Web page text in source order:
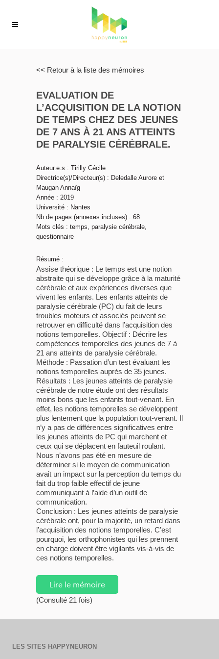
<< Retour à la liste des mémoires
EVALUATION DE
L’ACQUISITION DE LA NOTION
DE TEMPS CHEZ DES JEUNES
DE 7 ANS À 21 ANS ATTEINTS
DE PARALYSIE CÉRÉBRALE.
Auteur.e.s : Tirilly Cécile
Directrice(s)/Directeur(s) : Deledalle Aurore et
Maugan Annaïg
Année : 2019
Université : Nantes
Nb de pages (annexes incluses) : 68
Mots clés : temps, paralysie cérébrale,
questionnaire
Résumé :
Assise théorique : Le temps est une notion
abstraite qui se développe grâce à la maturité
cérébrale et aux expériences diverses que
vivent les enfants. Les enfants atteints de
paralysie cérébrale (PC) du fait de leurs
troubles moteurs et associés peuvent se
retrouver en difficulté dans l’acquisition des
notions temporelles. Objectif : Décrire les
compétences temporelles des jeunes de 7 à
21 ans atteints de paralysie cérébrale.
Méthode : Passation d’un test évaluant les
notions temporelles auprès de 35 jeunes.
Résultats : Les jeunes atteints de paralysie
cérébrale de notre étude ont des résultats
moins bons que les enfants tout-venant. En
effet, les notions temporelles se développent
plus lentement que la population tout-venant. Il
n’y a pas de différences significatives entre
les jeunes atteints de PC qui marchent et
ceux qui se déplacent en fauteuil roulant.
Nous n’avons pas été en mesure de
déterminer si le moyen de communication
avait un impact sur la perception du temps du
fait du trop faible effectif de jeune
communiquant à l’aide d’un outil de
communication.
Conclusion : Les jeunes atteints de paralysie
cérébrale ont, pour la majorité, un retard dans
l’acquisition des notions temporelles. C’est
pourquoi, les orthophonistes qui les prennent
en charge doivent être vigilants vis-à-vis de
ces notions temporelles.
Lire le mémoire
(Consulté 21 fois)
LES SITES HAPPYNEURON